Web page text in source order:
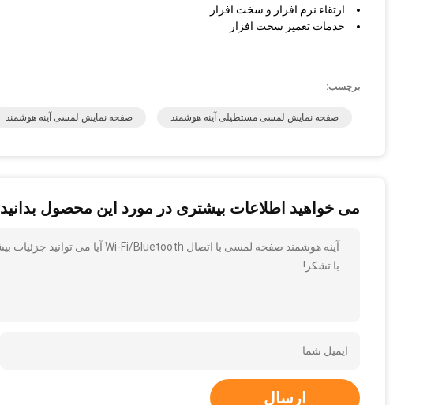
ارتقاء نرم افزار و سخت افزار
خدمات تعمیر سخت افزار
برچسب:
صفحه نمایش لمسی مستطیلی آینه هوشمند صفحه نمایش لمسی آینه هوشمند
می خواهید اطلاعات بیشتری در مورد این محصول بدانید
آینه هوشمند صفحه لمسی با اتصال Wi-Fi/Bluetooth آیا می توانید جزئیات بیشتری مانند نوع ، اندازه ، مقدار ، مواد و غیره برای من ارسال کنید
با تشکر!
ارسال